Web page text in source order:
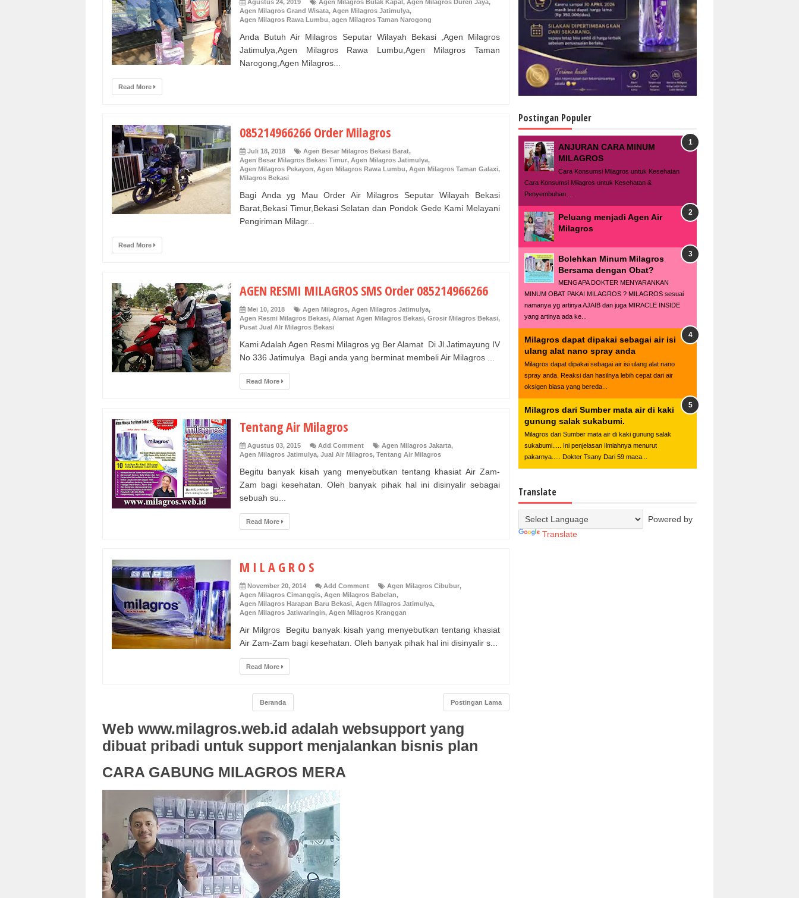
Agustus 24, 2019 Agen Milagros Bulak Kapal, Agen Milagros Duren Jaya,
Agen Milagros Grand Wisata, Agen Milagros Jatimulya,
Agen Milagros Rawa Lumbu, agen Milagros Taman Narogong
Anda Butuh Air Milagros Seputar Wilayah Bekasi ,Agen Milagros
Jatimulya,Agen Milagros Rawa Lumbu,Agen Milagros Taman
Narogong,Agen Milagros...
Read More
085214966266 Order Milagros
Juli 18, 2018 Agen Besar Milagros Bekasi Barat,
Agen Besar Milagros Bekasi Timur, Agen Milagros Jatimulya,
Agen Milagros Pekayon, Agen Milagros Rawa Lumbu, Agen Milagros Taman Galaxi,
Milagros Bekasi
Bagi Anda yg Mau Order Air Milagros Seputar Wilayah Bekasi
Barat,Bekasi Timur,Bekasi Selatan dan Pondok Gede Kami Melayani
Pengiriman Milagr...
Read More
AGEN RESMI MILAGROS SMS Order 085214966266
Mei 10, 2018 Agen Milagros, Agen Milagros Jatimulya,
Agen Resmi Milagros Bekasi, Alamat Agen Milagros Bekasi, Grosir Milagros Bekasi,
Pusat Jual AIr Milagros Bekasi
Kami Adalah Agen Resmi Milagros yg Ber Alamat Di Jl.Jatimayung IV
No 336 Jatimulya Bagi anda yang berminat membeli Air Milagros ...
Read More
Tentang Air Milagros
Agustus 03, 2015 Add Comment Agen Milagros Jakarta,
Agen Milagros Jatimulya, Jual Air Milagros, Tentang Air Milagros
Begitu banyak kisah yang menyebutkan tentang khasiat Air Zam-
Zam bagi kesehatan. Oleh banyak pihak hal ini disinyalir sebagai
sebuah su...
Read More
M I L A G R O S
November 20, 2014 Add Comment Agen Milagros Cibubur,
Agen Milagros Cimanggis, Agen Milagros Babelan,
Agen Milagros Harapan Baru Bekasi, Agen Milagros Jatimulya,
Agen Milagros Jatiwaringin, Agen Milagros Kranggan
Air Milgros Begitu banyak kisah yang menyebutkan tentang khasiat
Air Zam-Zam bagi kesehatan. Oleh banyak pihak hal ini disinyalir s...
Read More
Postingan Lama
Beranda
Web www.milagros.web.id adalah websupport yang
dibuat pribadi untuk support menjalankan bisnis plan
CARA GABUNG MILAGROS MERA
Postingan Populer
ANJURAN CARA MINUM
MILAGROS
Cara Konsumsi Milagros untuk Kesehatan
Cara Konsumsi Milagros untuk Kesehatan &
Penyembuhan ...
Peluang menjadi Agen Air
Milagros
Bolehkan Minum Milagros
Bersama dengan Obat?
MENGAPA DOKTER MENYARANKAN
MINUM OBAT PAKAI MILAGROS ? MILAGROS sesuai
namanya yg artinya AJAIB dan juga MIRACLE INSIDE
yang artinya ada ke...
Milagros dapat dipakai sebagai air isi
ulang alat nano spray anda
Milagros dapat dipakai sebagai air isi ulang alat nano
spray anda. Reaksi dan hasilnya lebih cepat dari air
oksigen biasa yang bereda...
Milagros dari Sumber mata air di kaki
gunung salak sukabumi.
Milagros dari Sumber mata air di kaki gunung salak
sukabumi..... Ini penjelasan Ilmiahnya menurut
pakarnya..... Dokter Tsany Dari 59 maca...
Translate
Powered by
Translate